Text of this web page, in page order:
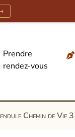
Prendre
rendez-vous

Chemin de Vie 3